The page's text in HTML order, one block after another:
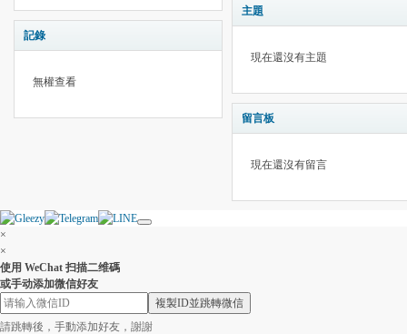
記錄
無權查看
主題
現在還沒有主題
留言板
現在還沒有留言
×
×
使用 WeChat 扫描二维碼
或手动添加微信好友
複製ID並跳轉微信
請跳轉後，手動添加好友，謝謝